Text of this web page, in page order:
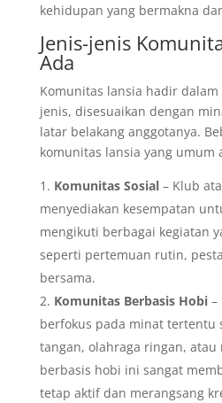
kehidupan yang bermakna
Jenis-jenis
Ada
Komunitas lansia hadir
jenis, disesuaikan dengan
latar belakang anggotanya.
komunitas lansia yang umum
Komunitas Sosial– Klub
menyediakan kesempatan
mengikuti berbagai kegiatan
seperti pertemuan rutin,
bersama.
Komunitas Berbasis Hobi–
berfokus pada minat tertentu
tangan, olahraga ringan, atau
berbasis hobi ini sangat
tetap aktif dan merangsang